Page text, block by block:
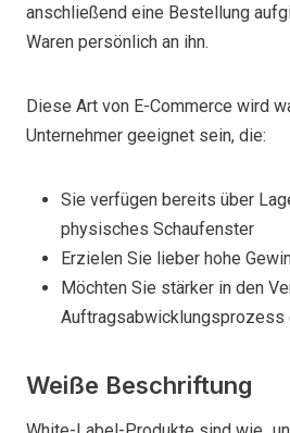
anschließend eine Bestellung
Waren persönlich an ihn.
Diese Art von E-Commerce wird
Unternehmer geeignet sein, die:
Sie verfügen bereits über
physisches Schaufenster
Erzielen Sie lieber hohe
Möchten Sie stärker in den
Auftragsabwicklungsprozess
Weiße Beschriftung